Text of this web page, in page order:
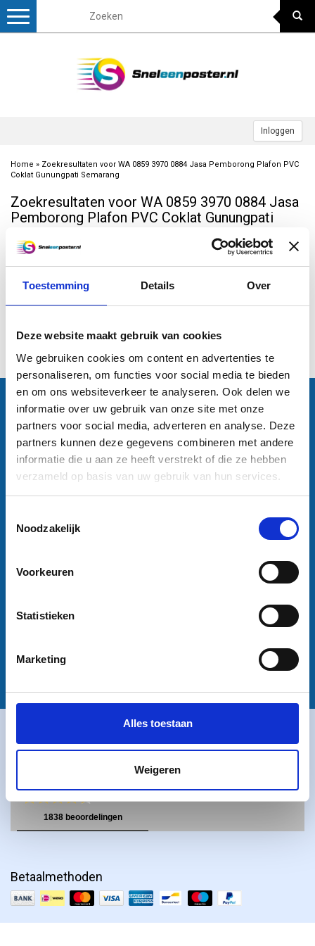
Toestemming Details Over
Deze website maakt gebruik van cookies
We gebruiken cookies om content en advertenties te
personaliseren, om functies voor social media te bieden
en om ons websiteverkeer te analyseren. Ook delen we
informatie over uw gebruik van onze site met onze
partners voor social media, adverteren en analyse. Deze
partners kunnen deze gegevens combineren met andere
informatie die u aan ze heeft verstrekt of die ze hebben
verzameld op basis van uw gebruik van hun services.
Noodzakelijk
Voorkeuren
Statistieken
Marketing
Alles toestaan
Weigeren
Inloggen
Toggle
Home » Zoekresultaten voor WA 0859 3970 0884 Jasa Pemborong Plafon PVC
Coklat Gunungpati Semarang
Zoekresultaten voor WA 0859 3970 0884 Jasa
Pemborong Plafon PVC Coklat Gunungpati
Geen producten gevonden!...
Contactgegevens
Dorsmolen 12
1771 PA Wieringerwerf
info@sneleenposter.nl
0227601566
Klantenservice
Variabel printen
Algemene voorwaarden particulieren
Betaalmethoden